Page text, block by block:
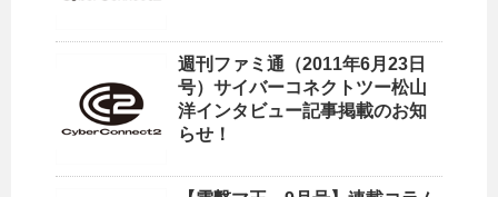
週刊ファミ通（2011年6月23日
号）サイバーコネクトツー松山
洋インタビュー記事掲載のお知
らせ！